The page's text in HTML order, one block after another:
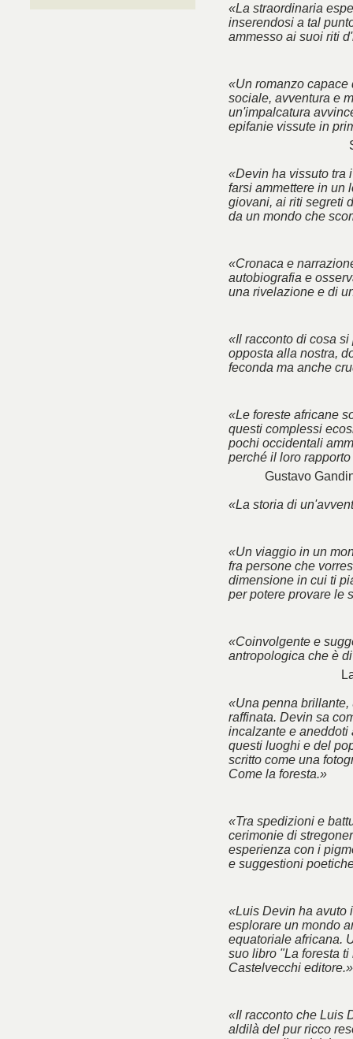
«La straordinaria
inserendosi a tal
ammesso ai suoi riti
«Un romanzo capace
sociale, avventura e
un'impalcatura
epifanie vissute in
«Devin ha vissuto tra
farsi ammettere in un
giovani, ai riti segreti
da un mondo che
«Cronaca e
autobiografia e
una rivelazione e di
«Il racconto di cosa
opposta alla nostra,
feconda ma anche
«Le foreste africane
questi complessi
pochi occidentali
perché il loro
Gustavo
«La storia di
«Un viaggio in un
fra persone che
dimensione in cui ti
per potere provare le
«Coinvolgente e
antropologica che è
«Una penna brillante,
raffinata. Devin sa
incalzante e aneddoti
questi luoghi e del
scritto come una
Come la foresta.»
«Tra spedizioni e
cerimonie di
esperienza con i
e suggestioni
«Luis Devin ha avuto
esplorare un mondo
equatoriale africana.
suo libro "La foresta
Castelvecchi editore.»
«Il racconto che Luis
aldilà del pur ricco